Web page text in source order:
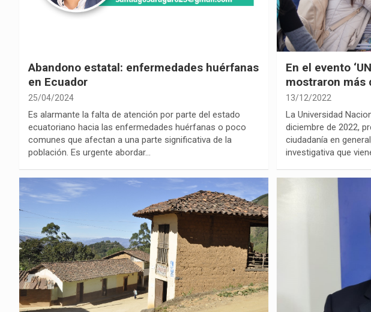
Abandono estatal: enfermedades huérfanas
en Ecuador
25/04/2024
Es alarmante la falta de atención por parte del estado
ecuatoriano hacia las enfermedades huérfanas o poco
comunes que afectan a una parte significativa de la
población. Es urgente abordar…
En el evento
mostraron más
13/12/2022
La Universidad
diciembre de 2022,
ciudadanía en
investigativa que